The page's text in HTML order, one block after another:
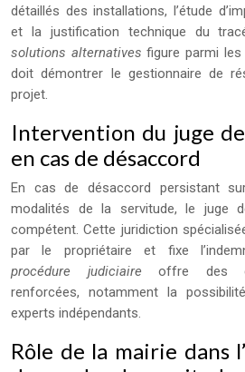
détaillés des installations, l’étude
et la justification technique du
solutions alternativesfigure parmi
doit démontrer le gestionnaire de
projet.
Intervention du juge
en cas de désaccord
En cas de désaccord persistant
modalités de la servitude, le juge
compétent. Cette juridiction
par le propriétaire et fixe
procédure judiciaireoffre des
renforcées, notamment la
experts indépendants.
Rôle de la mairie dans